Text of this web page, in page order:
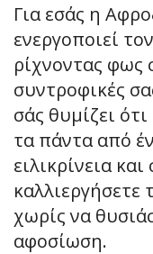
Για εσάς η
ενεργοποιεί
ρίχνοντας φως
συντροφικές
σάς θυμίζει
τα πάντα από
ειλικρίνεια
καλλιεργήσετε
χωρίς να
αφοσίωση.